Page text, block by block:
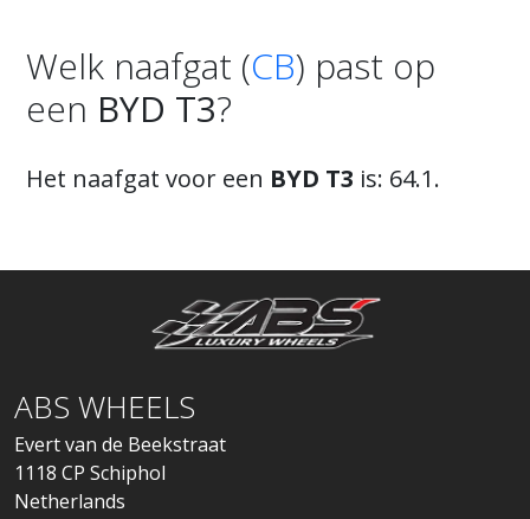
Welk naafgat (CB) past op
een BYD T3?
Het naafgat voor een BYD T3 is: 64.1.
ABS WHEELS
Evert van de Beekstraat
1118 CP Schiphol
Netherlands